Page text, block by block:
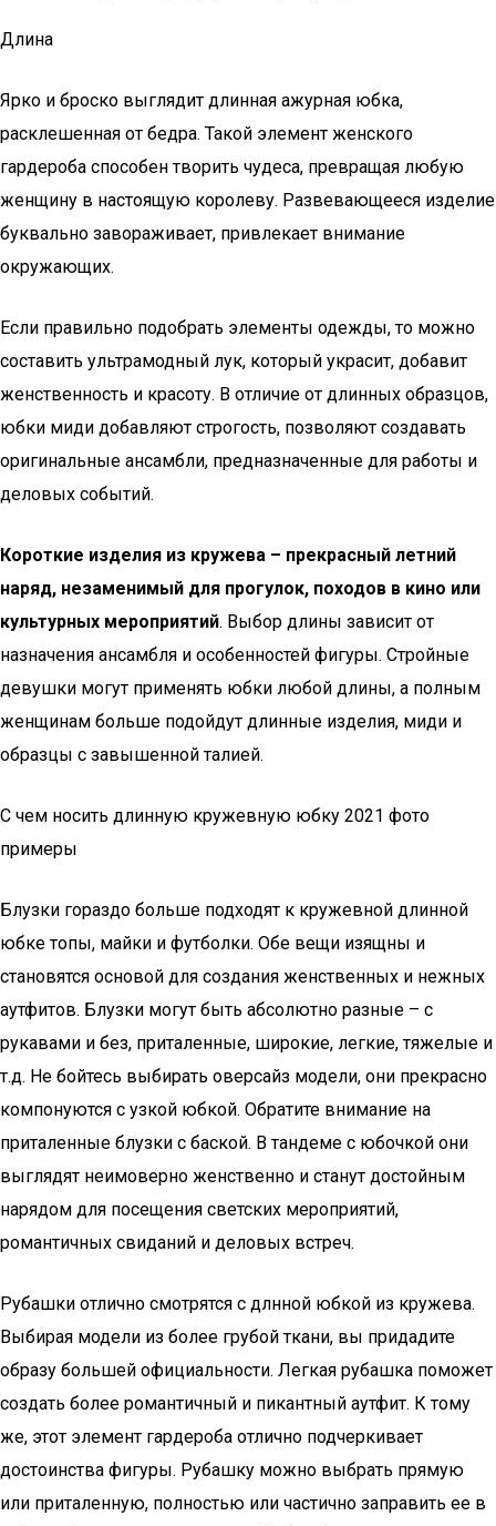
Длина
Ярко и броско выглядит длинная ажурная юбка,
расклешенная от бедра. Такой элемент женского
гардероба способен творить чудеса, превращая любую
женщину в настоящую королеву. Развевающееся изделие
буквально завораживает, привлекает внимание
окружающих.
Если правильно подобрать элементы одежды, то можно
составить ультрамодный лук, который украсит, добавит
женственность и красоту. В отличие от длинных образцов,
юбки миди добавляют строгость, позволяют создавать
оригинальные ансамбли, предназначенные для работы и
деловых событий.
Короткие изделия из кружева – прекрасный летний
наряд, незаменимый для прогулок, походов в кино или
культурных мероприятий. Выбор длины зависит от
назначения ансамбля и особенностей фигуры. Стройные
девушки могут применять юбки любой длины, а полным
женщинам больше подойдут длинные изделия, миди и
образцы с завышенной талией.
С чем носить длинную кружевную юбку 2021 фото
примеры
Блузки гораздо больше подходят к кружевной длинной
юбке топы, майки и футболки. Обе вещи изящны и
становятся основой для создания женственных и нежных
аутфитов. Блузки могут быть абсолютно разные – с
рукавами и без, приталенные, широкие, легкие, тяжелые и
т.д. Не бойтесь выбирать оверсайз модели, они прекрасно
компонуются с узкой юбкой. Обратите внимание на
приталенные блузки с баской. В тандеме с юбочкой они
выглядят неимоверно женственно и станут достойным
нарядом для посещения светских мероприятий,
романтичных свиданий и деловых встреч.
Рубашки отлично смотрятся с длнной юбкой из кружева.
Выбирая модели из более грубой ткани, вы придадите
образу большей официальности. Легкая рубашка поможет
создать более романтичный и пикантный аутфит. К тому
же, этот элемент гардероба отлично подчеркивает
достоинства фигуры. Рубашку можно выбрать прямую
или приталенную, полностью или частично заправить ее в